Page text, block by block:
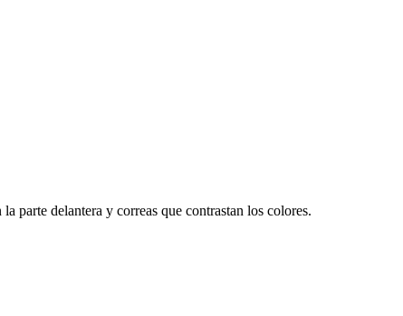
parte delantera y correas que contrastan los colores.